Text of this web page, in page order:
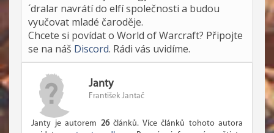
´dralar navrátí do elfí společnosti a budou
vyučovat mladé čaroděje.
Chcete si povídat o World of Warcraft? Připojte
se na náš Discord. Rádi vás uvidíme.
Janty
František Jantač
Janty je autorem 26článků. Více článků tohoto autora